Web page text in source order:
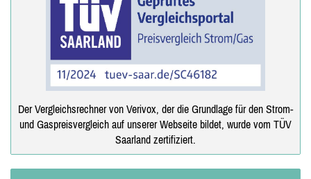
Der Vergleichsrechner von Verivox, der die Grundlage für den Strom-
und Gaspreisvergleich auf unserer Webseite bildet, wurde vom TÜV
Saarland zertifiziert.